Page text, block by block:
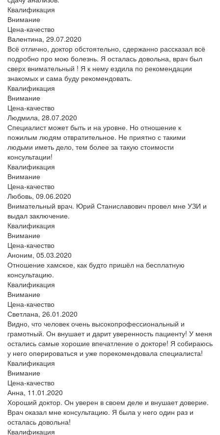
Квалификация
Внимание
Цена-качество
Валентина, 29.07.2020
Всё отлично, доктор обстоятельно, сдержанно рассказал всё
подробно про мою болезнь. Я осталась довольна, врач был
сверх внимательный ! Я к нему ездила по рекомендации
знакомых и сама буду рекомендовать.
Квалификация
Внимание
Цена-качество
Людмила, 28.07.2020
Специалист может быть и на уровне. Но отношение к
пожилым людям отвратительное. Не приятно с такими
людьми иметь дело, тем более за такую стоимости
консультации!
Квалификация
Внимание
Цена-качество
Любовь, 09.06.2020
Внимательный врач. Юрий Станиславович провел мне УЗИ и
выдал заключение.
Квалификация
Внимание
Цена-качество
Аноним, 05.03.2020
Отношение хамское, как будто пришёл на бесплатную
консультацию.
Квалификация
Внимание
Цена-качество
Светлана, 26.01.2020
Видно, что человек очень высокопрофессиональный и
грамотный. Он внушает и дарит уверенность пациенту! У меня
остались самые хорошие впечатление о докторе! Я собираюсь
у него оперироваться и уже порекомендовала специалиста!
Квалификация
Внимание
Цена-качество
Анна, 11.01.2020
Хороший доктор. Он уверен в своем деле и внушает доверие.
Врач оказал мне консультацию. Я была у него один раз и
осталась довольна!
Квалификация